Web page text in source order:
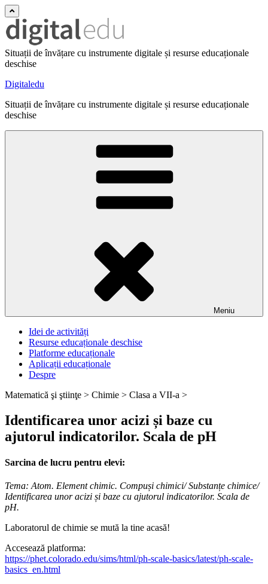
Situații de învățare cu instrumente digitale și resurse educaționale
deschise
Digitaledu
Situații de învățare cu instrumente digitale și resurse educaționale
deschise
Meniu
Idei de activități
Resurse educaționale deschise
Platforme educaționale
Aplicații educaționale
Despre
Matematică şi ştiinţe > Chimie > Clasa a VII-a >
Identificarea unor acizi și baze cu
ajutorul indicatorilor. Scala de pH
Sarcina de lucru pentru elevi:
Tema: Atom. Element chimic. Compuși chimici/ Substanțe chimice/
Identificarea unor acizi și baze cu ajutorul indicatorilor. Scala de
pH.
Laboratorul de chimie se mută la tine acasă!
Accesează platforma:
https://phet.colorado.edu/sims/html/ph-scale-basics/latest/ph-scale-
basics_en.html